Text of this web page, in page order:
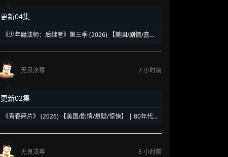
更新04集
《少年魔法师：后继者》第三季 (2026) 【美国/剧情/喜剧/
拯救家族
无良法尊
7 小时前
更新02集
《青春碎片》 (2026) 【美国/剧情/悬疑/惊悚】 | 80年代
无良法尊 8 小时前